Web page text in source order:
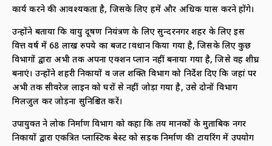
कार्य करने की आवश्यकता है, जिसके लिए हमें और अधिक प्रयास करने होंगे।
उन्होंने बताया कि वायु प्रदूषण नियंत्रण के लिए सुन्दरनगर शहर के लिए इस
वित्त वर्ष में 68 लाख रुपये का बजट प्रावधान किया गया है, जिसके लिए कुछ
विभागों द्वारा अभी तक अपना एक्शन प्लान नहीं बनाया गया है, जिसे वह शीघ्र
बनाएं। उन्होंने शहरी निकायों व जल शक्ति विभाग को निर्देश दिए कि जहां पर
अभी तक सीवरेज लाइन को घरों से नहीं जोड़ा गया है, उसे दोनों विभाग
मिलजुल कर जोड़ना सुनिश्चित करें।
उपायुक्त ने लोक निर्माण विभाग को कहा कि तय मानकों के मुताबिक नगर
निकायों द्वारा एकत्रित प्लास्टिक बेस्ट को सड़क निर्माण की टायरिंग में उपयोग